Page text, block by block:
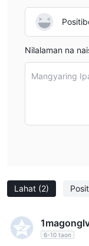
Lahat (2)
6-10 taon
Nilalaman na
Mangyaring